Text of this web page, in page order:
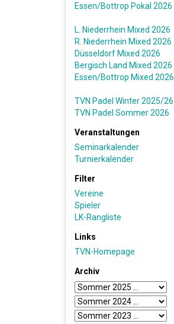
Essen/Bottrop Pokal 2026
L. Niederrhein Mixed 2026
R. Niederrhein Mixed 2026
Düsseldorf Mixed 2026
Bergisch Land Mixed 2026
Essen/Bottrop Mixed 2026
TVN Padel Winter 2025/26
TVN Padel Sommer 2026
Veranstaltungen
Seminarkalender
Turnierkalender
Filter
Vereine
Spieler
LK-Rangliste
Links
TVN-Homepage
Archiv